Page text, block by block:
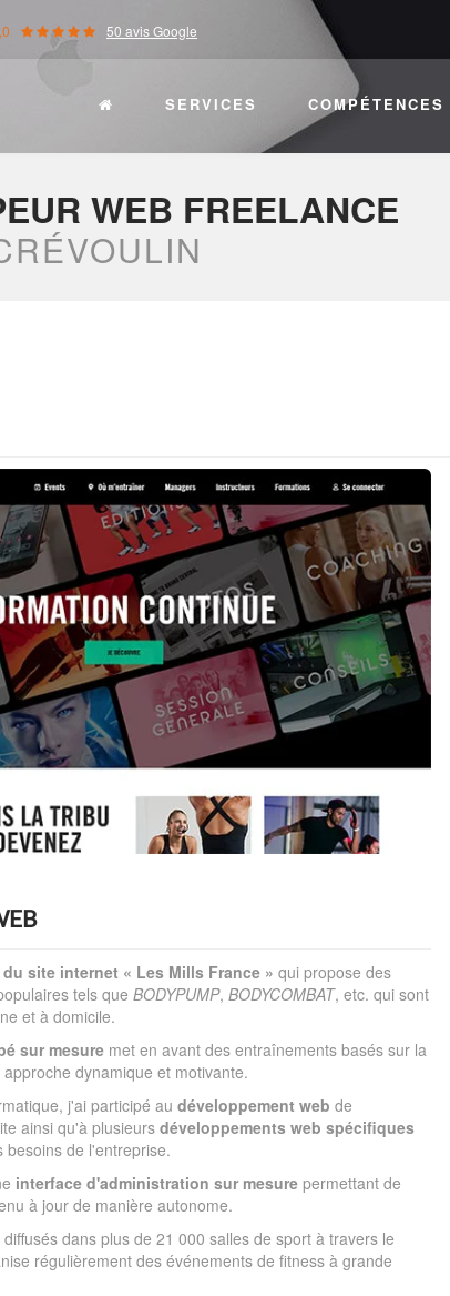
50 avis Google
SERVICES COMPÉTENCES
WEB FREELANCE
site internet « Les Mills France » qui propose des
tels que BODYPUMP, BODYCOMBAT, etc. qui sont
et à domicile.
sur mesure met en avant des entraînements basés sur la
dynamique et motivante.
j'ai participé au développement web de
ainsi qu'à plusieurs développements web spécifiques
de l'entreprise.
interface d'administration sur mesure permettant de
à jour de manière autonome.
dans plus de 21 000 salles de sport à travers le
régulièrement des événements de fitness à grande